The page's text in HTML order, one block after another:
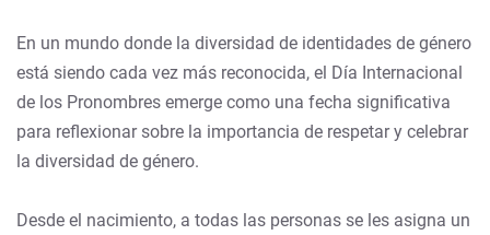
En un mundo donde la diversidad de identidades de género
está siendo cada vez más reconocida, el Día Internacional
de los Pronombres emerge como una fecha significativa
para reflexionar sobre la importancia de respetar y celebrar
la diversidad de género.
Desde el nacimiento, a todas las personas se les asigna un